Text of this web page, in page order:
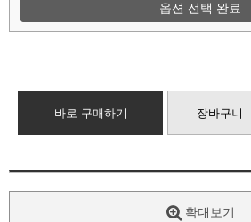
옵션 선택 완료
바로 구매하기 장바구니
확대보기